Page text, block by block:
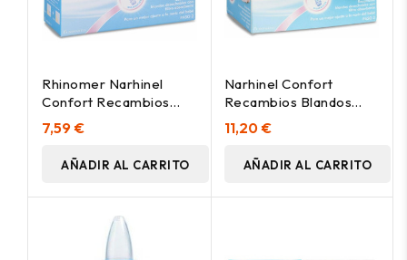
Rhinomer Narhinel
Confort Recambios
Blandos Desechables,
10 Uds
7,59 €
AÑADIR AL CARRITO
Narhinel Confort
Recambios Blandos
Desechables, 20 Uds
11,20 €
AÑADIR AL CARRITO